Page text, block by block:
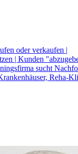
oder verkaufen |
| Kunden
sucht
Reha-